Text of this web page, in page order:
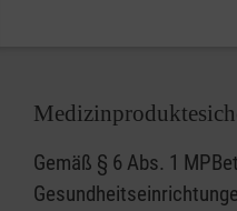
Gemäß § 6 Abs. 1